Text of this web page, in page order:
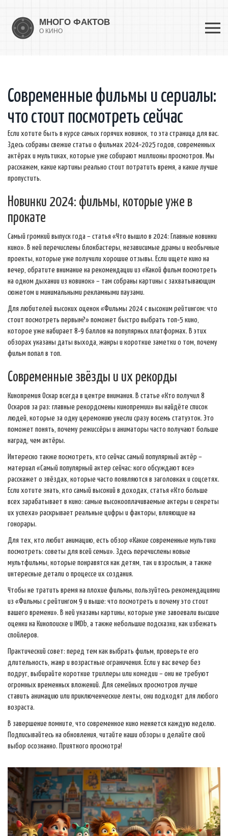
Современные фильмы и сериалы:
что стоит посмотреть сейчас
Если хотите быть в курсе самых горячих новинок, то эта страница для вас.
Здесь собраны свежие статьи о фильмах 2024‑2025 годов, современных
актёрах и мультиках, которые уже собирают миллионы просмотров. Мы
расскажем, какие картины реально стоит потратить время, а какие лучше
пропустить.
Новинки 2024: фильмы, которые уже в
прокате
Самый громкий выпуск года – статья «Что вышло в 2024: Главные новинки
кино». В ней перечислены блокбастеры, независимые драмы и необычные
проекты, которые уже получили хорошие отзывы. Если ищете кино на
вечер, обратите внимание на рекомендации из «Какой фильм посмотреть
на одном дыхании из новинок» – там собраны картины с захватывающим
сюжетом и минимальными рекламными паузами.
Для любителей высоких оценок «Фильмы 2024 с высоким рейтингом: что
стоит посмотреть первым?» поможет быстро выбрать топ‑5 кино,
которое уже набирает 8‑9 баллов на популярных платформах. В этих
обзорах указаны даты выхода, жанры и короткие заметки о том, почему
фильм попал в топ.
Современные звёзды и их рекорды
Кинопремия Оскар всегда в центре внимания. В статье «Кто получил 8
Оскаров за раз: главные рекордсмены кинопремии» вы найдёте список
людей, которые за одну церемонию унесли сразу восемь статуэток. Это
поможет понять, почему режиссёры и аниматоры часто получают больше
наград, чем актёры.
Интересно также посмотреть, кто сейчас самый популярный актёр –
материал «Самый популярный актер сейчас: кого обсуждают все»
расскажет о звёздах, которые часто появляются в заголовках и соцсетях.
Если хотите знать, кто самый высокий в доходах, статья «Кто больше
всех зарабатывает в кино: самые высокооплачиваемые актеры и секреты
их успеха» раскрывает реальные цифры и факторы, влияющие на
гонорары.
Для тех, кто любит анимацию, есть обзор «Какие современные мультики
посмотреть: советы для всей семьи». Здесь перечислены новые
мультфильмы, которые понравятся как детям, так и взрослым, а также
интересные детали о процессе их создания.
Чтобы не тратить время на плохие фильмы, пользуйтесь рекомендациями
из «Фильмы с рейтингом 9 и выше: что посмотреть и почему это стоит
вашего времени». В ней указаны картины, которые уже завоевали высшие
оценки на Кинопоиске и IMDb, а также небольшие подсказки, как избежать
спойлеров.
Практический совет: перед тем как выбрать фильм, проверьте его
длительность, жанр и возрастные ограничения. Если у вас вечер без
подруг, выбирайте короткие триллеры или комедии – они не требуют
огромных временных вложений. Для семейных просмотров лучше
ставить анимацию или приключенческие ленты, они подходят для любого
возраста.
В завершение помните, что современное кино меняется каждую неделю.
Подписывайтесь на обновления, читайте наши обзоры и делайте свой
выбор осознанно. Приятного просмотра!